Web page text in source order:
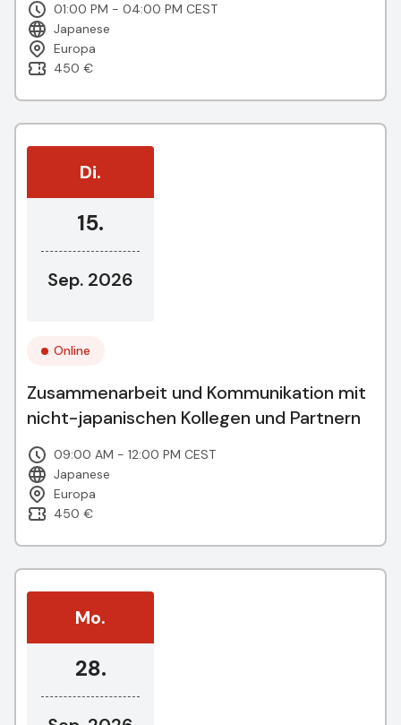
01:00 PM - 04:00 PM CEST
Japanese
Europa
450 €
Di.
15.
Sep. 2026
Online
Zusammenarbeit und Kommunikation mit
nicht-japanischen Kollegen und Partnern
09:00 AM - 12:00 PM CEST
Japanese
Europa
450 €
Mo.
28.